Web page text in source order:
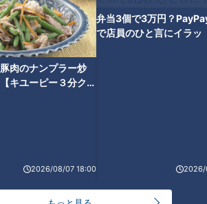
豚肉のナンプラー炒
キユーピー３分クッ
2026/08/07 18:00
弁当3個で3万円？
で店員のひと言にイラッ
2026/